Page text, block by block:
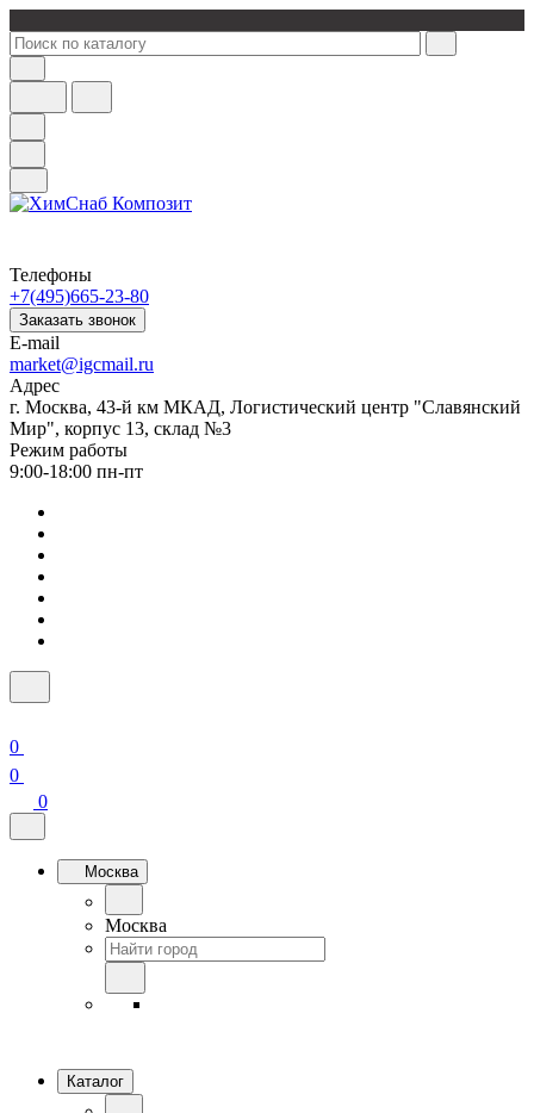
Телефоны
+7(495)665-23-80
Заказать звонок
E-mail
market@igcmail.ru
Адрес
г. Москва, 43-й км МКАД, Логистический центр "Славянский
Мир", корпус 13, склад №3
Режим работы
9:00-18:00 пн-пт
0
0
0
Москва
Москва
Каталог